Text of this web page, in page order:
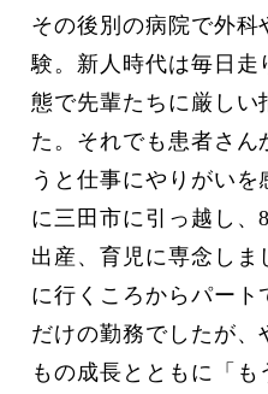
その後別の病院で外科
験。新人時代は毎日走
態で先輩たちに厳しい
た。それでも患者さん
うと仕事にやりがい
に三田市に引っ越し、
出産、育児に専念しま
に行くころからパート
だけの勤務でしたが
もの成長とともに「